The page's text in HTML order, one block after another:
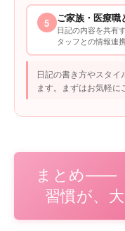
5 ご家族・医療職
日記の内容を共有
タッフとの情報連
日記の書き方やスタイ
ます。まずはお気軽に
まとめ——
習慣が、